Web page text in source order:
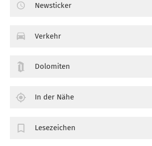
Newsticker
Verkehr
Dolomiten
In der Nähe
Lesezeichen